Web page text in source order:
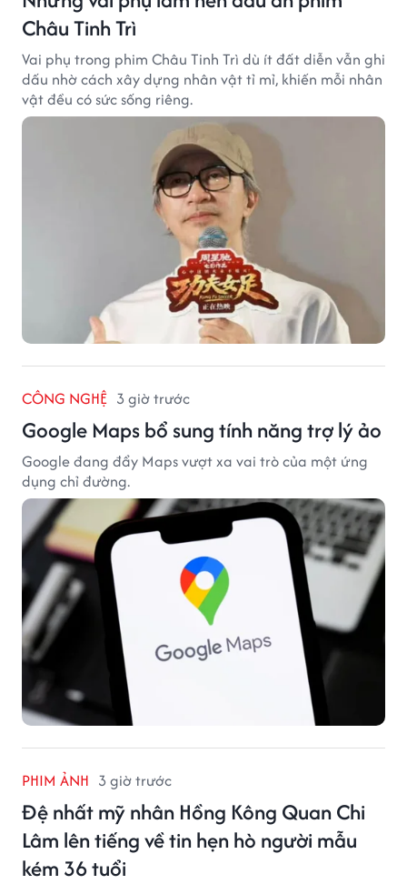
Châu Tinh Trì
Vai phụ trong phim Châu Tinh Trì dù ít đất diễn vẫn ghi
dấu nhờ cách xây dựng nhân vật tỉ mỉ, khiến mỗi nhân
vật đều có sức sống riêng.
CÔNG NGHỆ 3 giờ trước
Google Maps bổ sung tính năng trợ lý ảo
Google đang đẩy Maps vượt xa vai trò của một ứng
dụng chỉ đường.
PHIM ẢNH 3 giờ trước
Đệ nhất mỹ nhân Hồng Kông Quan Chi
Lâm lên tiếng về tin hẹn hò người mẫu
kém 36 tuổi